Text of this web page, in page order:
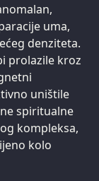
uma,
denziteta.
prolazile kroz
uništile
spiritualne
kompleksa,
kolo